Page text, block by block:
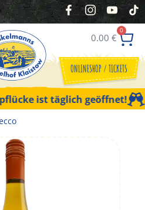
0.00€
0
ONLINESHOP / TICKETS
ist täglich geöffnet!